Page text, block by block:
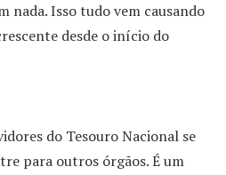
Isso tudo vem causando
desde o início do
do Tesouro Nacional se
para outros órgãos. É um